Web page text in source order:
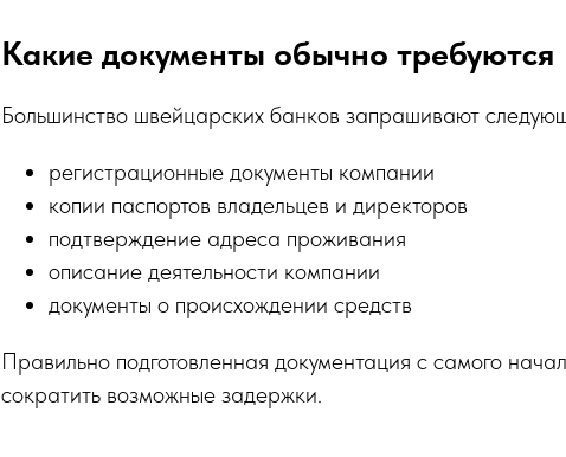
Какие документы обычно требуются
Большинство швейцарских банков запрашивают
регистрационные документы компании
копии паспортов владельцев и директоров
подтверждение адреса проживания
описание деятельности компании
документы о происхождении средств
Правильно подготовленная документация с самого
сократить возможные задержки.